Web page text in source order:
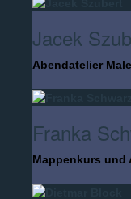
Jacek
Abendatelier
Franka
Mappenkurs und